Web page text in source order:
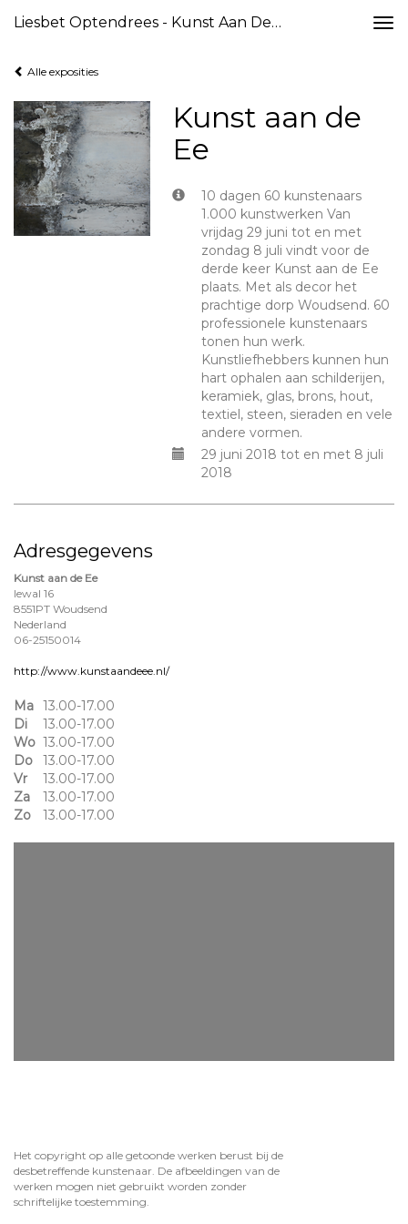
Liesbet Optendrees - Kunst Aan De Ee
Alle exposities
Kunst aan de
Ee
10 dagen 60 kunstenaars
1.000 kunstwerken Van
vrijdag 29 juni tot en met
zondag 8 juli vindt voor de
derde keer Kunst aan de Ee
plaats. Met als decor het
prachtige dorp Woudsend. 60
professionele kunstenaars
tonen hun werk.
Kunstliefhebbers kunnen hun
hart ophalen aan schilderijen,
keramiek, glas, brons, hout,
textiel, steen, sieraden en vele
andere vormen.
29 juni 2018 tot en met 8 juli
2018
Adresgegevens
Kunst aan de Ee
Iewal 16
8551PT Woudsend
Nederland
06-25150014
http://www.kunstaandeee.nl/
Ma 13.00-17.00
Di
13.00-17.00
Wo 13.00-17.00
Do
13.00-17.00
Vr
13.00-17.00
Za
13.00-17.00
Zo
13.00-17.00
Het copyright op alle getoonde werken berust bij de
desbetreffende kunstenaar. De afbeeldingen van de
werken mogen niet gebruikt worden zonder
schriftelijke toestemming.